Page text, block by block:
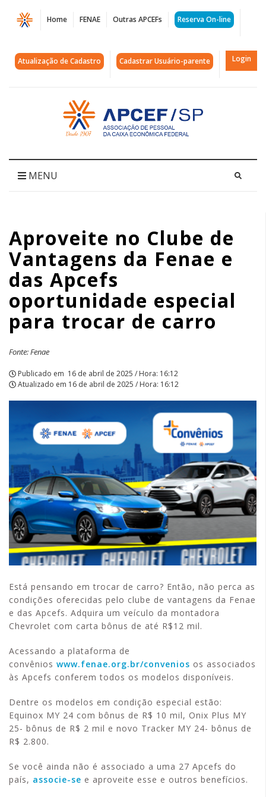
Página
Aproveite
no
Vantagens
Fenae
Apcefs
oportunidade
especial
para
trocar
de
carro
|
APCEF/SP
Home FENAE Outras APCEFs Reserva On-line
Atualização de Cadastro Cadastrar Usuário-parente Login
Acessar
página
inicial
MENU
Aproveite no Clube de
Vantagens da Fenae e
das Apcefs
oportunidade especial
para trocar de carro
Fonte: Fenae
Publicado em 16 de abril de 2025 / Hora: 16:12
Atualizado em 16 de abril de 2025 / Hora: 16:12
Está pensando em trocar de carro? Então, não perca as
condições oferecidas pelo clube de vantagens da Fenae
e das Apcefs. Adquira um veículo da montadora
Chevrolet com carta bônus de até R$12 mil.
Acessando a plataforma de
convênios www.fenae.org.br/convenios os associados
às Apcefs conferem todos os modelos disponíveis.
Dentre os modelos em condição especial estão:
Equinox MY 24 com bônus de R$ 10 mil, Onix Plus MY
25- bônus de R$ 2 mil e novo Tracker MY 24- bônus de
R$ 2.800.
Se você ainda não é associado a uma 27 Apcefs do
país, associe-se e aproveite esse e outros benefícios.